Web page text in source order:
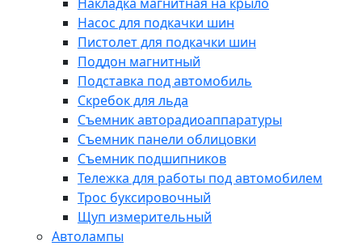
Насос для подкачки шин
Пистолет для подкачки шин
Поддон магнитный
Подставка под автомобиль
Скребок для льда
Съемник авторадиоаппаратуры
Съемник панели облицовки
Съемник подшипников
Тележка для работы под автомобилем
Трос буксировочный
Щуп измерительный
Автолампы